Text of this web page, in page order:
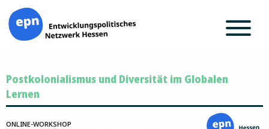
Inhalt
springen
Postkolonialismus und Diversität im Globalen
Lernen
ONLINE-WORKSHOP